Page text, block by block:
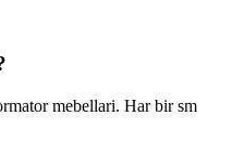
mebellari. Har bir sm